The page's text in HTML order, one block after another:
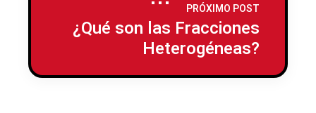
PRÓXIMO POST
¿Qué son las Fracciones
Heterogéneas?